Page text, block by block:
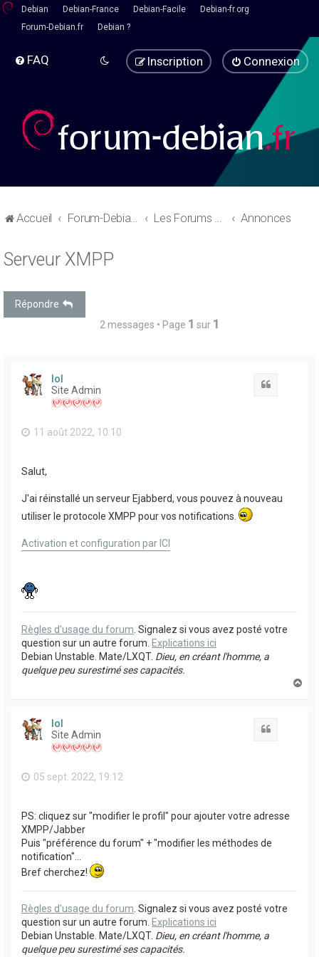
Debian Debian-France Debian-Facile
Debian-fr.org
Forum-Debian.fr
Debian ?
FAQ Connexion
Inscription
Accueil Forum-Debian.fr Les Forums d'aide Annonces
Serveur XMPP
Répondre
2 messages • Page 1 sur 1
lol
Site Admin
11 août 2022, 10:10
Salut,
J'ai réinstallé un serveur Ejabberd, vous pouvez à nouveau
utiliser le protocole XMPP pour vos notifications.
Activation et configuration par ICI
Règles d'usage du forum . Signalez si vous avez posté votre
question sur un autre forum. Explications ici
Debian Unstable. Mate/LXQT. Dieu, en créant l'homme, a
quelque peu surestimé ses capacités.
lol
Site Admin
05 sept. 2022, 19:12
PS: cliquez sur "modifier le profil" pour ajouter votre adresse
XMPP/Jabber
Puis "préférence du forum" + "modifier les méthodes de
notification"...
Bref cherchez!
Règles d'usage du forum. Signalez si vous avez posté votre
question sur un autre forum. Explications ici
Debian Unstable. Mate/LXQT. Dieu, en créant l'homme, a
quelque peu surestimé ses capacités.